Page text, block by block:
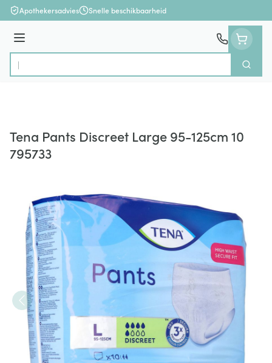
Ga naar de inhoud
Apothekersadvies Snelle beschikbaarheid
Menu
Product, merk, categorie...
Zoek
Tena Pants Discreet Large 95-125cm 10
795733